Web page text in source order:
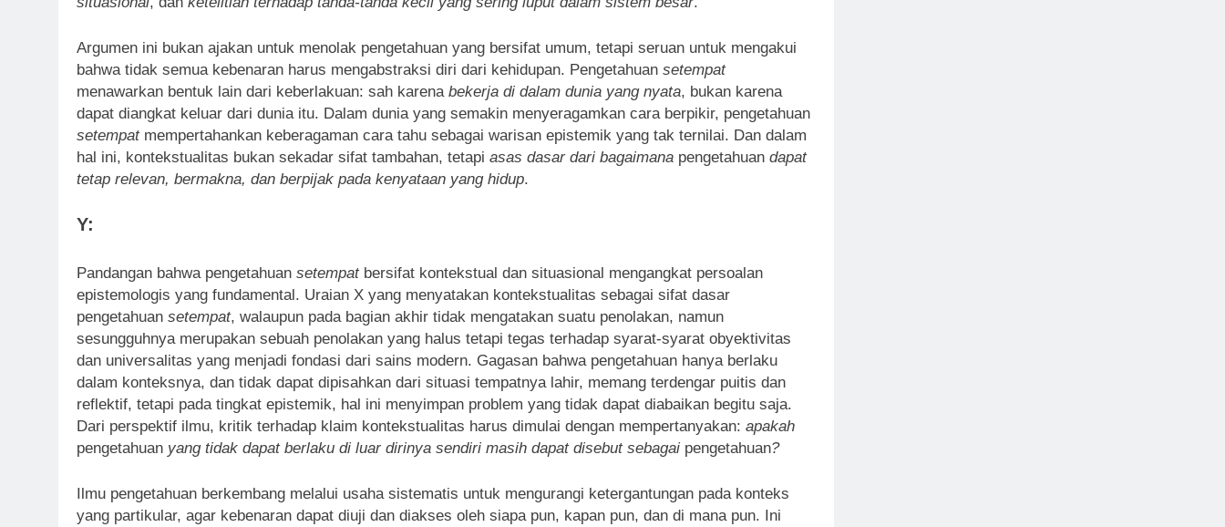
Argumen ini bukan ajakan untuk menolak pengetahuan yang bersifat umum, tetapi seruan untuk mengakui
bahwa tidak semua kebenaran harus mengabstraksi diri dari kehidupan. Pengetahuan setempat
menawarkan bentuk lain dari keberlakuan: sah karena bekerja di dalam dunia yang nyata, bukan karena
dapat diangkat keluar dari dunia itu. Dalam dunia yang semakin menyeragamkan cara berpikir, pengetahuan
setempatmempertahankan keberagaman cara tahu sebagai warisan epistemik yang tak ternilai. Dan dalam
hal ini, kontekstualitas bukan sekadar sifat tambahan, tetapi asas dasar dari bagaimana pengetahuan dapat
tetap relevan, bermakna, dan berpijak pada kenyataan yang hidup.
Y:
Pandangan bahwa pengetahuan setempatbersifat kontekstual dan situasional mengangkat persoalan
epistemologis yang fundamental. Uraian X yang menyatakan kontekstualitas sebagai sifat dasar
pengetahuan setempat, walaupun pada bagian akhir tidak mengatakan suatu penolakan, namun
sesungguhnya merupakan sebuah penolakan yang halus tetapi tegas terhadap syarat-syarat obyektivitas
dan universalitas yang menjadi fondasi dari sains modern. Gagasan bahwa pengetahuan hanya berlaku
dalam konteksnya, dan tidak dapat dipisahkan dari situasi tempatnya lahir, memang terdengar puitis dan
reflektif, tetapi pada tingkat epistemik, hal ini menyimpan problem yang tidak dapat diabaikan begitu saja.
Dari perspektif ilmu, kritik terhadap klaim kontekstualitas harus dimulai dengan mempertanyakan: apakah
pengetahuan yang tidak dapat berlaku di luar dirinya sendiri masih dapat disebut sebagai pengetahuan?
Ilmu pengetahuan berkembang melalui usaha sistematis untuk mengurangi ketergantungan pada konteks
yang partikular, agar kebenaran dapat diuji dan diakses oleh siapa pun, kapan pun, dan di mana pun. Ini